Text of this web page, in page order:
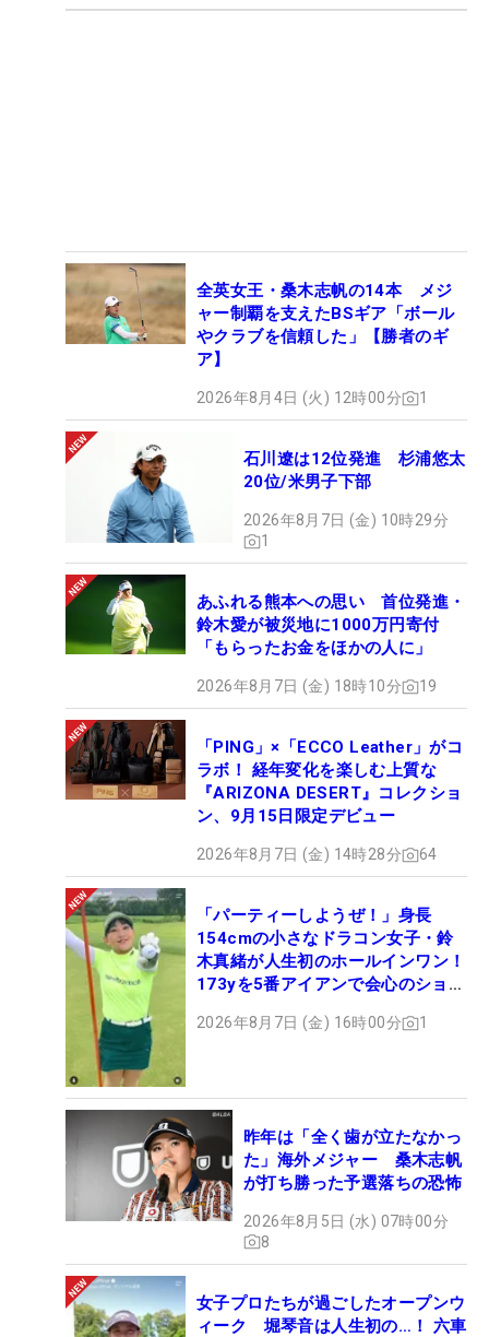
全英女王・桑木志帆の14本 メジ
ャー制覇を支えたBSギア「ボール
やクラブを信頼した」【勝者のギ
ア】
2026年8月4日 (火) 12時00分 1
石川遼は12位発進 杉浦悠太
20位/米男子下部
2026年8月7日 (金) 10時29分
1
あふれる熊本への思い 首位発進・
鈴木愛が被災地に1000万円寄付
「もらったお金をほかの人に」
2026年8月7日 (金) 18時10分 19
「PING」×「ECCO Leather」がコ
ラボ！ 経年変化を楽しむ上質な
『ARIZONA DESERT』コレクショ
ン、9月15日限定デビュー
2026年8月7日 (金) 14時28分 64
「パーティーしようぜ！」身長
154cmの小さなドラコン女子・鈴
木真緒が人生初のホールインワン！
173yを5番アイアンで会心のショッ
2026年8月7日 (金) 16時00分 1
昨年は「全く歯が立たなかっ
た」海外メジャー 桑木志帆
が打ち勝った予選落ちの恐怖
2026年8月5日 (水) 07時00分
8
女子プロたちが過ごしたオープンウ
ィーク 堀琴音は人生初の…！ 六車